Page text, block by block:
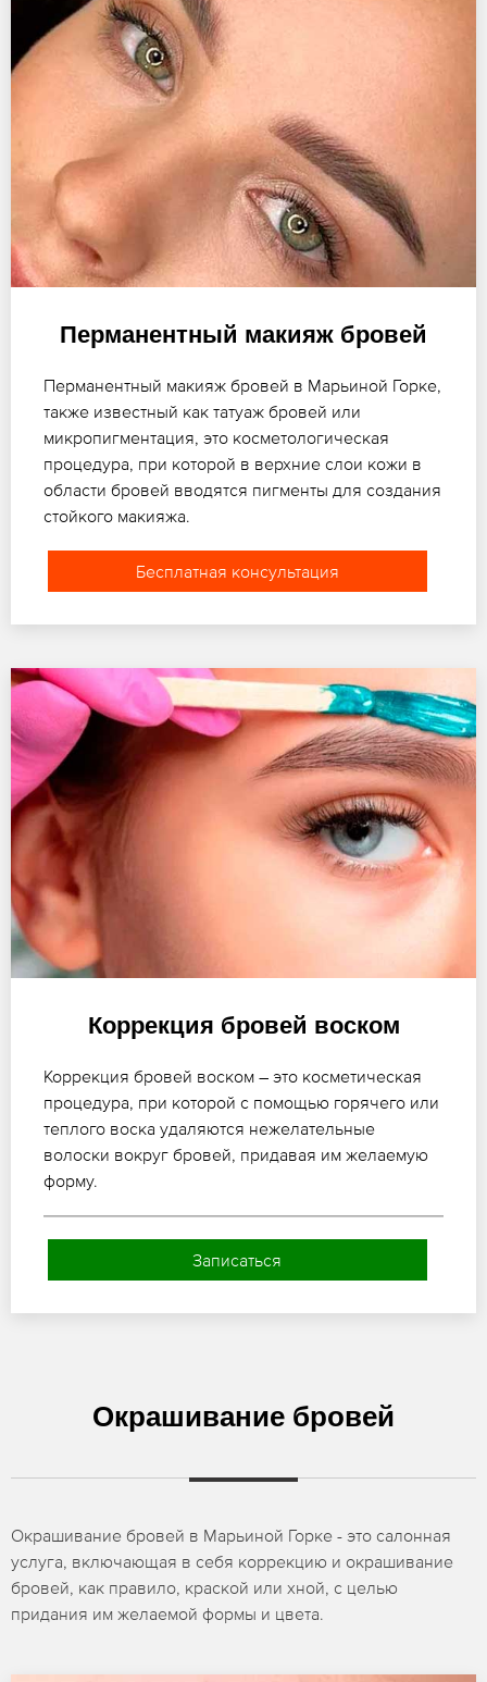
Перманентный макияж бровей
Перманентный макияж бровей в Марьиной Горке,
также известный как татуаж бровей или
микропигментация, это косметологическая
процедура, при которой в верхние слои кожи в
области бровей вводятся пигменты для создания
стойкого макияжа.
Бесплатная консультация
Коррекция бровей воском
Коррекция бровей воском – это косметическая
процедура, при которой с помощью горячего или
теплого воска удаляются нежелательные
волоски вокруг бровей, придавая им желаемую
форму.
Записаться
Окрашивание бровей
Окрашивание бровей в Марьиной Горке - это салонная
услуга, включающая в себя коррекцию и окрашивание
бровей, как правило, краской или хной, с целью
придания им желаемой формы и цвета.